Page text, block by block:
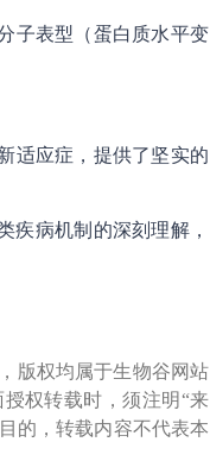
子表型（蛋白质水平变
适应症，提供了坚实的
疾病机制的深刻理解，
版权均属于生物谷网站
权转载时，须注明“来
的，转载内容不代表本